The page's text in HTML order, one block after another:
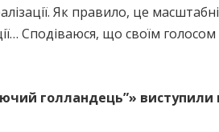
Як правило, це
Сподіваюся, що своїм голосом
голландець”»